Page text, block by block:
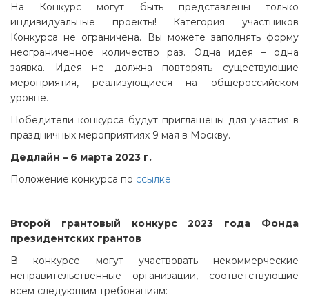
На Конкурс могут быть представлены только
индивидуальные проекты! Категория участников
Конкурса не ограничена. Вы можете заполнять форму
неограниченное количество раз. Одна идея – одна
заявка. Идея не должна повторять существующие
мероприятия, реализующиеся на общероссийском
уровне.
Победители конкурса будут приглашены для участия в
праздничных мероприятиях 9 мая в Москву.
Дедлайн – 6 марта 2023 г.
Положение конкурса по ссылке
Второй грантовый конкурс 2023 года Фонда
президентских грантов
В конкурсе могут участвовать некоммерческие
неправительственные организации, соответствующие
всем следующим требованиям: